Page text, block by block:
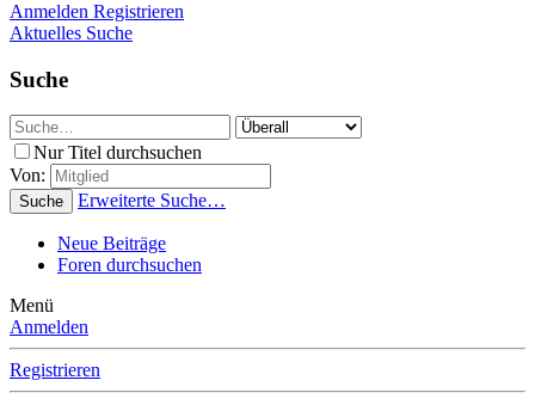
Anmelden Registrieren
Aktuelles Suche
Suche
Nur Titel durchsuchen
Von:
Suche Erweiterte Suche…
Neue Beiträge
Foren durchsuchen
Menü
Anmelden
Registrieren